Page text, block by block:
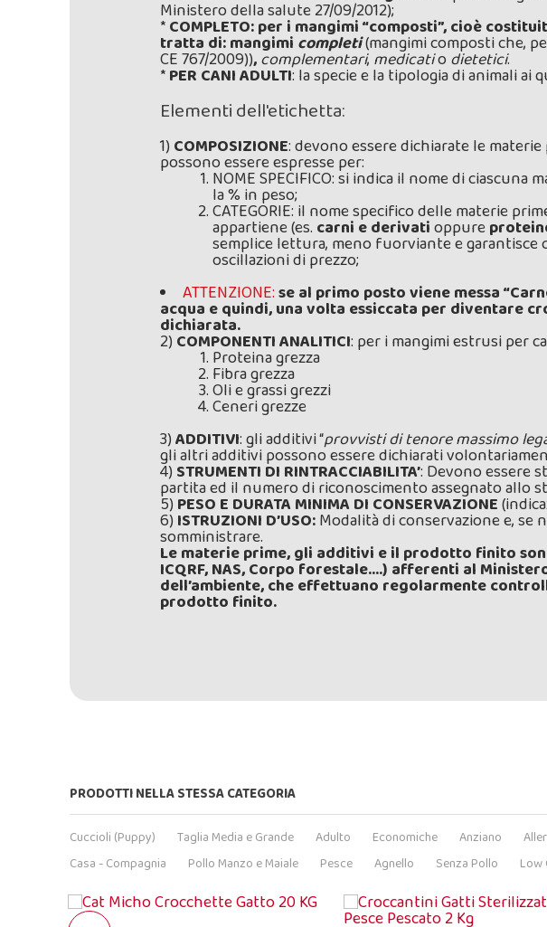
Ministero della salute 27/09/2012);
*COMPLETO: per i mangimi “composti”, cioè
tratta di: mangimi completi(mangimi composti che,
CE 767/2009)),complementari, medicatio dietetici.
*PER CANI ADULTI: la specie e la tipologia di animali ai
Elementi dell'etichetta:
1) COMPOSIZIONE: devono essere dichiarate le
possono essere espresse per:
NOME SPECIFICO: si indica il nome di ciascuna
la % in peso;
CATEGORIE: il nome specifico delle materie
appartiene (es. carni e derivatioppure
semplice lettura, meno fuorviante e
oscillazioni di prezzo;
ATTENZIONE:se al primo posto viene messa
acqua e quindi, una volta essiccata per diventare
dichiarata.
2) COMPONENTI ANALITICI: per i mangimi estrusi per
Proteina grezza
Fibra grezza
Oli e grassi grezzi
Ceneri grezze
3)ADDITIVI: gli additivi “provvisti di tenore massimo
gli altri additivi possono essere dichiarati
4) STRUMENTI DI RINTRACCIABILITA’: Devono essere
partita ed il numero di riconoscimento assegnato allo
5) PESO E DURATA MINIMA DI CONSERVAZIONE
6) ISTRUZIONI D’USO:Modalità di conservazione e, se
somministrare.
Le materie prime, gli additivi e il prodotto finito
ICQRF, NAS, Corpo forestale….) afferenti al
dell’ambiente, che effettuano regolarmente
prodotto finito.
PRODOTTI NELLA STESSA CATEGORIA
Cuccioli (Puppy) Taglia Media e Grande Adulto Economiche Anziano
Casa - Compagnia
Pollo Manzo e Maiale Pesce Agnello Senza Pollo Low